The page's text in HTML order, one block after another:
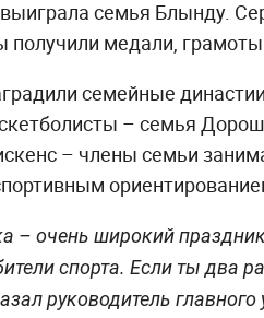
семья Блынду.
медали,
семейные
– семья
– члены семьи
– очень широкий
спорта. Если ты два
руководитель